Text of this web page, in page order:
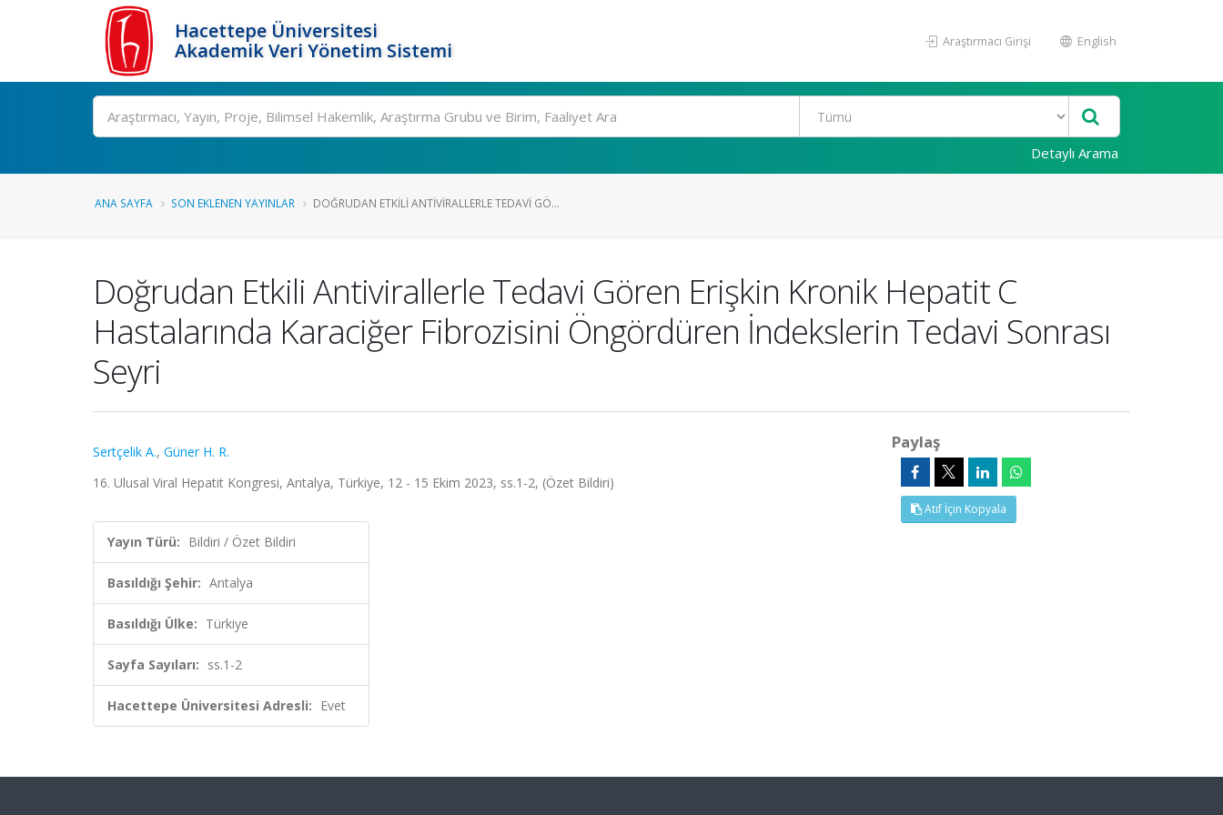
Hacettepe Üniversitesi
Akademik Veri Yönetim Sistemi
Araştırmacı Girişi English
Ara
Detaylı Arama
ANA SAYFA SON EKLENEN YAYINLAR DOĞRUDAN ETKILI ANTIVIRALLERLE TEDAVI GÖ...
Doğrudan Etkili Antivirallerle Tedavi Gören Erişkin Kronik Hepatit C
Hastalarında Karaciğer Fibrozisini Öngördüren İndekslerin Tedavi Sonrası
Seyri
Sertçelik A., Güner H. R.
16. Ulusal Viral Hepatit Kongresi, Antalya, Türkiye, 12 - 15 Ekim 2023, ss.1-2, (Özet Bildiri)
Yayın Türü: Bildiri / Özet Bildiri
Basıldığı Şehir: Antalya
Basıldığı Ülke: Türkiye
Sayfa Sayıları: ss.1-2
Hacettepe Üniversitesi Adresli: Evet
Paylaş
Atıf İçin Kopyala